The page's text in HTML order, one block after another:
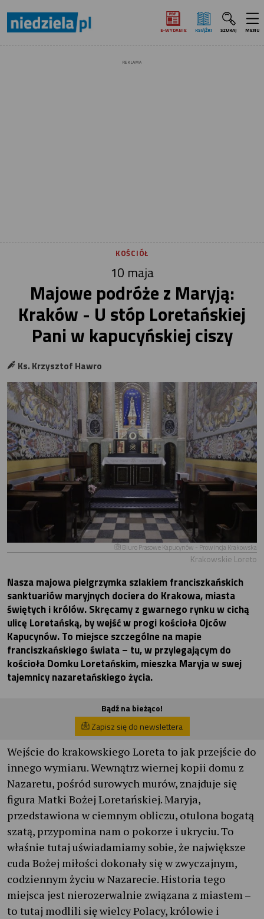
E‑WYDANIE KSIĄŻKI SZUKAJ MENU
REKLAMA
KOŚCIÓŁ
10 maja
Majowe podróże z Maryją:
Kraków - U stóp Loretańskiej
Pani w kapucyńskiej ciszy
Ks. Krzysztof Hawro
Biuro Prasowe Kapucynów - Prowincja Krakowska
Krakowskie Loreto
Nasza majowa pielgrzymka szlakiem franciszkańskich
sanktuariów maryjnych dociera do Krakowa, miasta
świętych i królów. Skręcamy z gwarnego rynku w cichą
ulicę Loretańską, by wejść w progi kościoła Ojców
Kapucynów. To miejsce szczególne na mapie
franciszkańskiego świata – tu, w przylegającym do
kościoła Domku Loretańskim, mieszka Maryja w swej
tajemnicy nazaretańskiego życia.
Bądź na bieżąco!
Zapisz się do newslettera
Wejście do krakowskiego Loreta to jak przejście do
innego wymiaru. Wewnątrz wiernej kopii domu z
Nazaretu, pośród surowych murów, znajduje się
figura Matki Bożej Loretańskiej. Maryja,
przedstawiona w ciemnym obliczu, otulona bogatą
szatą, przypomina nam o pokorze i ukryciu. To
właśnie tutaj uświadamiamy sobie, że największe
cuda Bożej miłości dokonały się w zwyczajnym,
codziennym życiu w Nazarecie. Historia tego
miejsca jest nierozerwalnie związana z miastem –
to tutaj modlili się wielcy Polacy, królowie i